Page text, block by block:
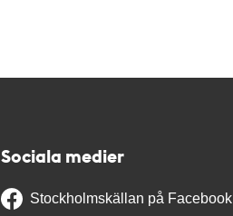
Sociala medier
Stockholmskällan på Facebook